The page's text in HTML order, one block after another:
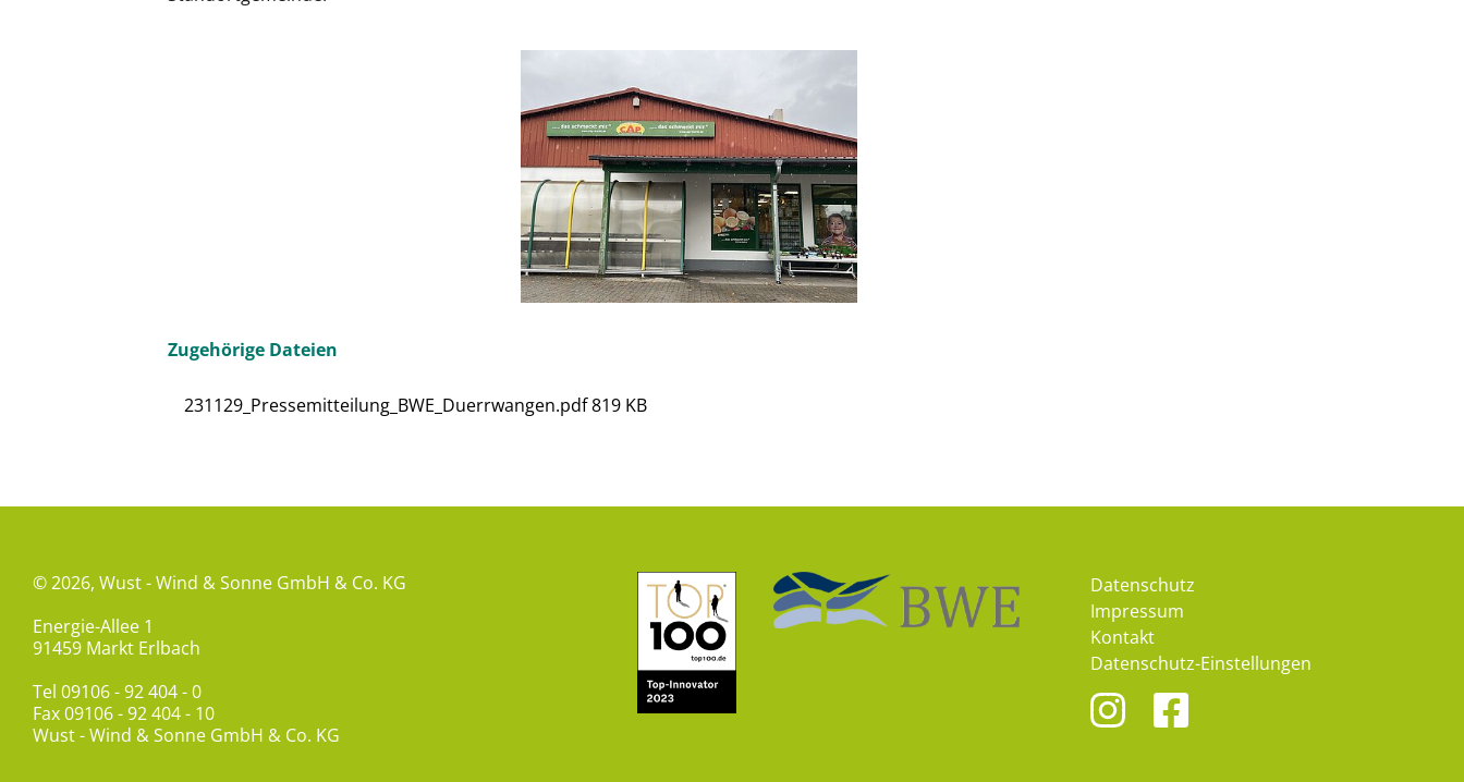
Zugehörige Dateien
231129_Pressemitteilung_BWE_Duerrwangen.pdf819 KB
© 2026, Wust - Wind & Sonne GmbH & Co. KG
Energie-Allee 1
91459 Markt Erlbach
Tel 09106 - 92 404 - 0
Fax 09106 - 92 404 - 10
Wust - Wind & Sonne GmbH & Co. KG
Datenschutz
Impressum
Kontakt
Datenschutz-Einstellungen